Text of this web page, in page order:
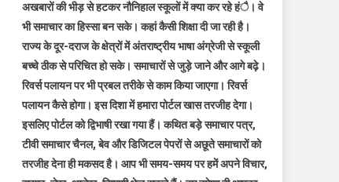
अखबारों की भीड़ से हटकर नौनिहाल स्कूलों में क्या कर रहे हंै। वे
भी समाचार का हिस्सा बन सके। कहां कैसी शिक्षा दी जा रही है।
राज्य के दूर-दराज के क्षेत्रों में अंतराष्ट्रीय भाषा अंग्रेजी से स्कूली
बच्चे ठीक से परिचित हो सके। समाचारों से जुड़े जाने और आगे बढ़े।
रिवर्स पलायन पर भी प्रबल तरीके से काम किया जाएगा। रिवर्स
पलायन कैसे होगा। इस दिशा में हमारा पोर्टल खास तरजीह देगा।
इसलिए पोर्टल को द्विभाषी रखा गया हैं। कथित बड़े समाचार पत्र,
टीवी समाचार चैनल, बेव और डिजिटल पेपरों से अछूते समाचारों को
तरजीह देना ही मकसद है। आप भी समय-समय पर हमें अपने विचार,